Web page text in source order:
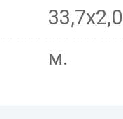
33,7х2,0
м.